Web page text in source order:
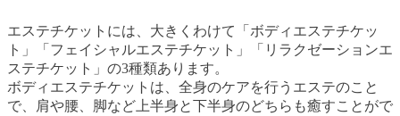
エステチケットには、大きくわけて「ボディエステチケッ
ト」「フェイシャルエステチケット」「リラクゼーションエ
ステチケット」の3種類あります。
ボディエステチケットは、全身のケアを行うエステのこと
で、肩や腰、脚など上半身と下半身のどちらも癒すことがで